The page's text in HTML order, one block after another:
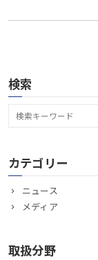
検索
カテゴリー
ニュース
メディア
取扱分野